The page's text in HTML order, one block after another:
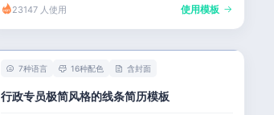
23147 人使用 使用模板
7种语言 16种配色 含封面
行政专员极简风格的线条简历模板